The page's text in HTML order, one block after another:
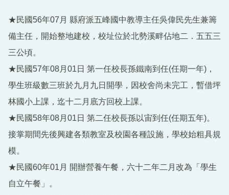
★民國56年07月 縣府派五峰國中教導主任吳偉民先生兼籌
備主任，開始整地建校，校址位於北勢溪畔佔地二．五五三
三公頃。
★民國57年08月01日 第一任校長孫鐵南到任(任期一年)，
學生班級數三班於九月九日開學，因校舍尚未完工，暫借坪
林國小上課，迄十二月底方回校上課。
★民國58年08月01日 第二任校長孫以宙到任(任期五年)。
接掌期間先後興建各類教室及校園各種設施，學校始粗具規
模。
★民國60年01月 開辦營養午餐，六十二年二月改為「學生
自立午餐」。